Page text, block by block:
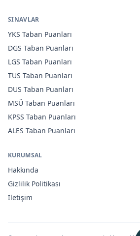
SINAVLAR
YKS Taban Puanları
DGS Taban Puanları
LGS Taban Puanları
TUS Taban Puanları
DUS Taban Puanları
MSÜ Taban Puanları
KPSS Taban Puanları
ALES Taban Puanları
KURUMSAL
Hakkında
Gizlilik Politikası
İletişim